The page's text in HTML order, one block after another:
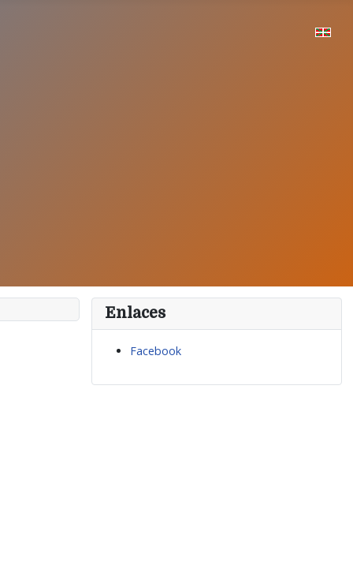
Enlaces
Facebook